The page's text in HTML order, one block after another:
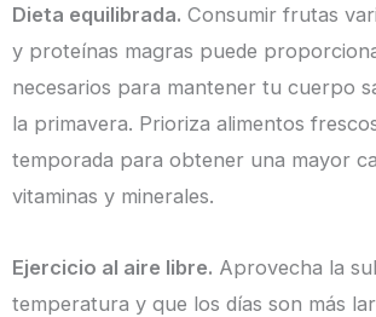
Dieta equilibrada. Consumir frutas
y proteínas magras puede
necesarios para mantener tu cuerpo
la primavera. Prioriza alimentos
temporada para obtener una mayor
vitaminas y minerales.
Ejercicio al aire libre. Aprovecha la
temperatura y que los días son más